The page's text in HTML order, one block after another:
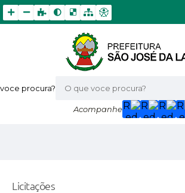
procura?
Acompanhe
Licitações